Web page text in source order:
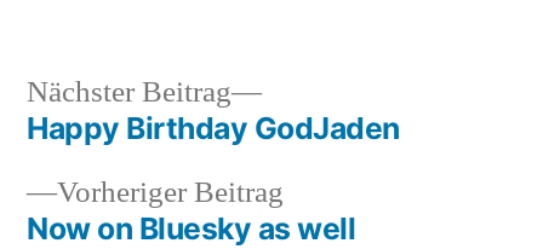
Beitragsnavigation
Vorheriger Beitrag
Beitrag:
Now on Bluesky as well
Nächster Beitrag
Nächster
Beitrag:
Happy Birthday GodJaden